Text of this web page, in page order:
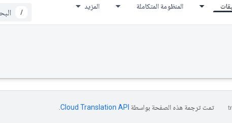
المنظومة المتكاملة المزيد
/
تمت ترجمة هذه الصفحة بواسطة Cloud Translation API‏